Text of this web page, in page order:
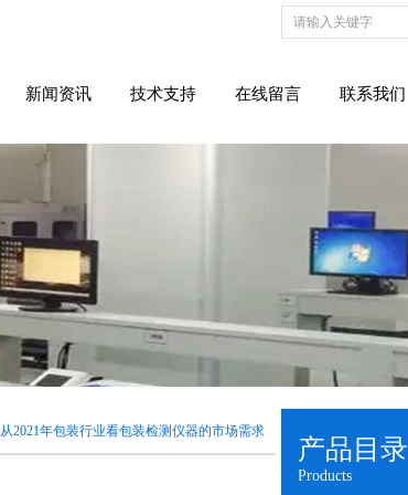
新闻资讯 技术支持 在线留言 联系我们
从2021年包装行业看包装检测仪器的市场需求
产品目录
Products